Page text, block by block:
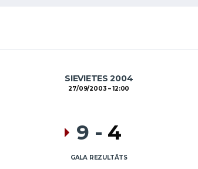
SIEVIETES 2004
27/09/2003 12:00
9 - 4
GALA REZULTĀTS